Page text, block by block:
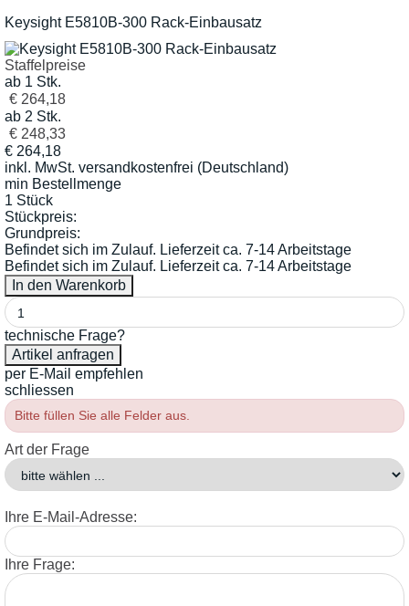
Keysight E5810B-300 Rack-Einbausatz
Staffelpreise
ab 1 Stk.
€ 264,18
ab 2 Stk.
€ 248,33
€ 264,18
inkl. MwSt. versandkostenfrei (Deutschland)
min Bestellmenge
1 Stück
Stückpreis:
Grundpreis:
Befindet sich im Zulauf. Lieferzeit ca. 7-14 Arbeitstage
Befindet sich im Zulauf. Lieferzeit ca. 7-14 Arbeitstage
technische Frage?
per E-Mail empfehlen
schliessen
Bitte füllen Sie alle Felder aus.
Art der Frage
Ihre E-Mail-Adresse:
Ihre Frage: